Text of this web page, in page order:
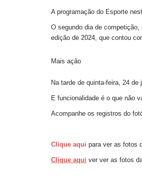
A programação do Esporte
O segundo dia de
edição de 2024, que contou
Mais ação
Na tarde de quinta-feira, 24
E funcionalidade é o que não
Acompanhe os registros do
Clique aqui para ver as fotos
Clique aqui ver ver as fotos